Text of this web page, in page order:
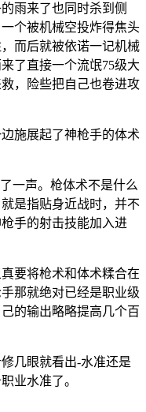
雨来了也同时杀到侧
个被机械空投炸得焦头
而后就被依诺一记机械
了直接一个流氓75级大
，险些把自己也卷进攻
施展起了神枪手的体术
一声。枪体术不是什么
是指贴身近战时，并不
手的射击技能加入进
要将枪术和体术糅合在
那就绝对已经是职业级
的输出略略提高几个百
几眼就看出-水准还是
业水准了。